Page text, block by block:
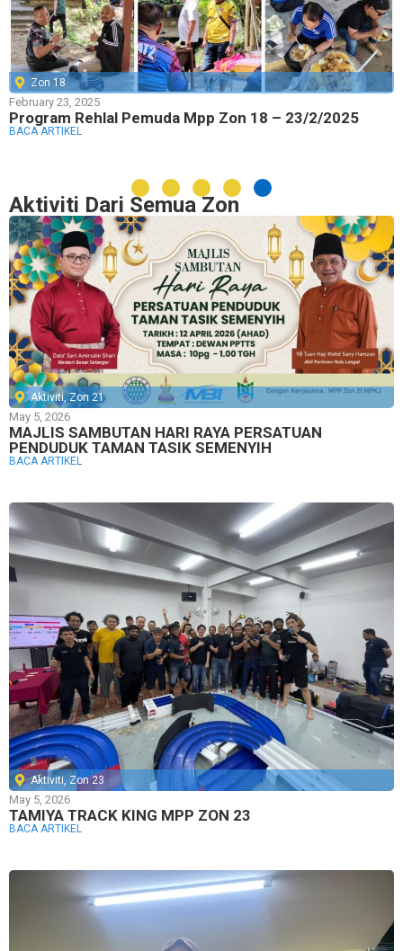
Zon 18
February 23, 2025
Program Rehlal Pemuda Mpp Zon 18 – 23/2/2025
BACA ARTIKEL
Aktiviti Dari Semua Zon
Aktiviti,Zon 21
May 5, 2026
MAJLIS SAMBUTAN HARI RAYA PERSATUAN
PENDUDUK TAMAN TASIK SEMENYIH
BACA ARTIKEL
Aktiviti, Zon 23
May 5, 2026
TAMIYA TRACK KING MPP ZON 23
BACA ARTIKEL